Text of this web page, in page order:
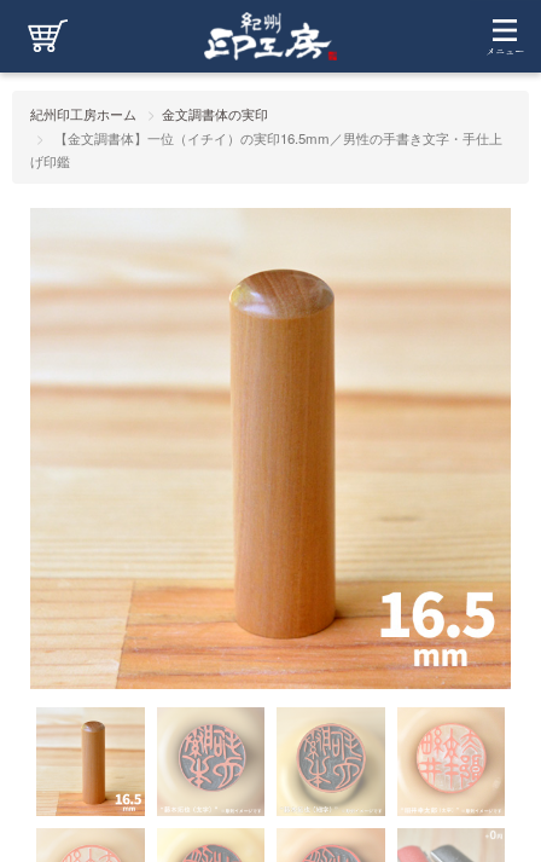
紀州印工房ホーム
金文調書体の実印
【金文調書体】一位（イチイ）の実印16.5mm／男性の手書き文字・手仕上
げ印鑑
文字・手仕上げ印鑑